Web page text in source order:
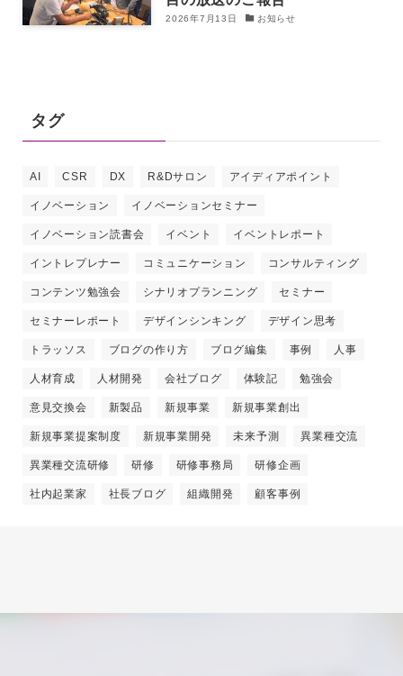
2026年7月13日 お知らせ
タグ
AI CSR DX R&Dサロン アイディアポイント
イノベーション イノベーションセミナー
イノベーション読書会 イベント イベントレポート
イントレプレナー コミュニケーション コンサルティング
コンテンツ勉強会 シナリオプランニング セミナー
セミナーレポート デザインシンキング デザイン思考
トラッソス ブログの作り方 ブログ編集 事例 人事
人材育成 人材開発 会社ブログ 体験記 勉強会
意見交換会 新製品 新規事業 新規事業創出
新規事業提案制度 新規事業開発 未来予測 異業種交流
異業種交流研修 研修 研修事務局 研修企画
社内起業家 社長ブログ 組織開発 顧客事例